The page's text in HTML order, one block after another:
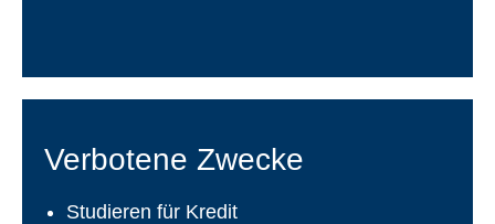
Verbotene Zwecke
Studieren für Kredit